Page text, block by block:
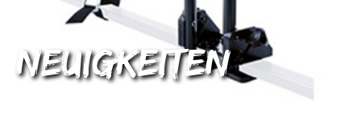
Neuigkeiten